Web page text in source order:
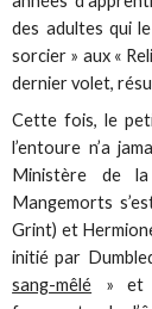
des adultes qui
sorcier » aux «
dernier volet,
Cette fois, le
l’entoure n’a
Ministère de
Mangemorts
Grint) et
initié par
sang-mêlé » et